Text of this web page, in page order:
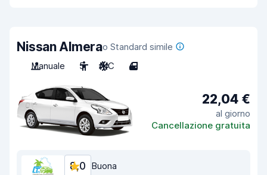
Nissan Almerao Standard simile
Manuale
5 A/C 4
22,04 €
al giorno
Cancellazione gratuita
8,0 Buona